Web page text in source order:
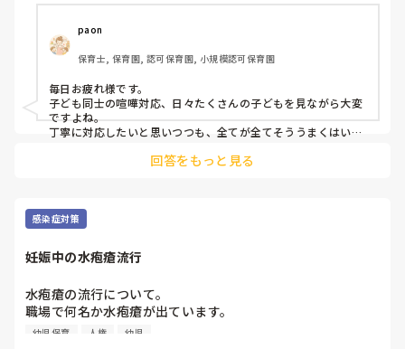
皆さんは幼児クラスで同時にトラブルが起こった際はどうし
ていますか？
適当に返事するのは良くないと思いつつも、全体を見れない
ことにも繋がりそうで…
よろしくお願いいたします。
また、みなさんの喧嘩の仲裁方法についても教えてほしいで
す！
paon
保育士, 保育園, 認可保育園, 小規模認可保育園
毎日お疲れ様です。
子ども同士の喧嘩対応、日々たくさんの子どもを見ながら大変
ですよね。
丁寧に対応したいと思いつつも、全てが全てそううまくはいか
まだ3.4歳児さんだと自分たちで解決するのは難しい時期です
もしその場で同時にトラブルが起こった際は、優先度をつけて
対応しています。
もし手が出てることがあったら、そっちの対応をして、あとで
もう1組のトラブルの話をちゃんと聞きに行く。
ったことを相手に伝えるべきだと思うので、時間差があっても
その2人を呼んで話を聞くようにしています。ひとつひとつ積
み重ねが大事だとわたしは思うので、少しの喧嘩でもちゃんと
何があったとか聞くようにきしています。
回答をもっと見る
感染症対策
妊娠中の水疱瘡流行
水疱瘡の流行について。
職場で何名か水疱瘡が出ています。
普段なら気にしないんですがいま９週の妊婦でして、かなり
幼児保育 人権 幼児